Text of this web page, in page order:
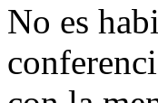
No es